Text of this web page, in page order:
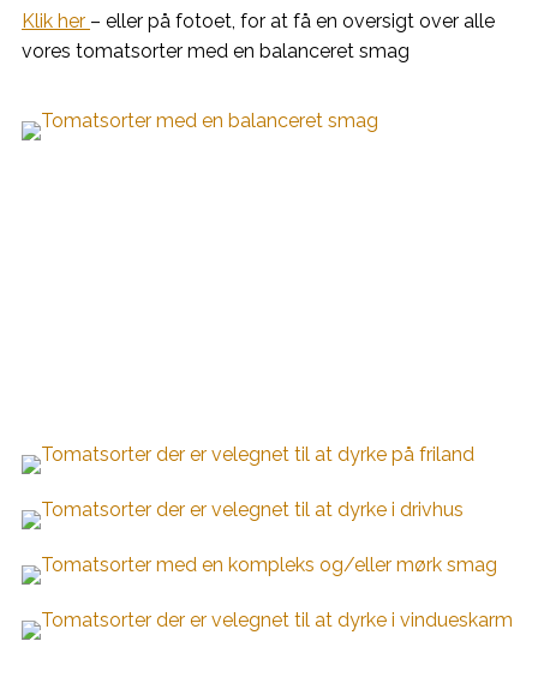
Klik her – eller på fotoet, for at få en oversigt over alle
vores tomatsorter med en balanceret smag